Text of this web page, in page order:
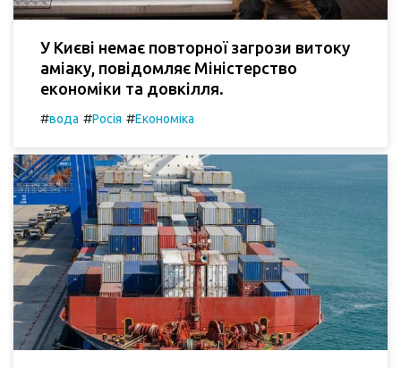
У Києві немає повторної загрози витоку
аміаку, повідомляє Міністерство
економіки та довкілля.
#вода #Росія #Економіка